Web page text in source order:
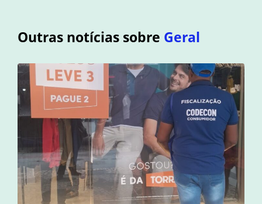
Outras notícias sobre Geral